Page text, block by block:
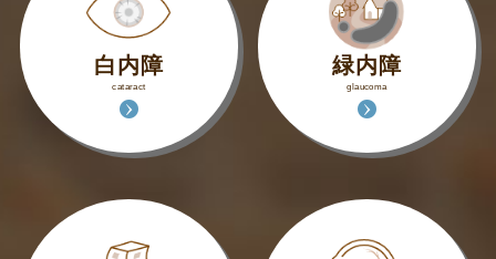
白内障
cataract
緑内障
glaucoma